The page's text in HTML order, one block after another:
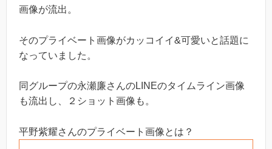
画像が流出。
そのプライベート画像がカッコイイ&可愛いと話題に
なっていました。
同グループの永瀬廉さんのLINEのタイムライン画像
も流出し、２ショット画像も。
平野紫耀さんのプライベート画像とは？